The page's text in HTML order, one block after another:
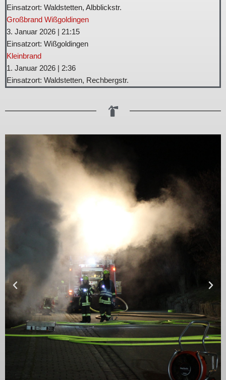
Einsatzort: Waldstetten, Albblickstr.
Großbrand Wißgoldingen
3. Januar 2026 | 21:15
Einsatzort: Wißgoldingen
Kleinbrand
1. Januar 2026 | 2:36
Einsatzort: Waldstetten, Rechbergstr.